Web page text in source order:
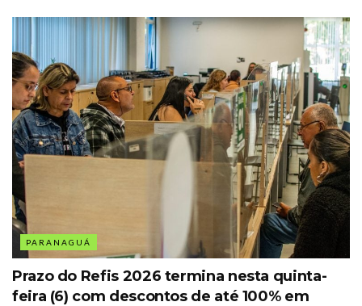
PARANAGUÁ
Prazo do Refis 2026 termina nesta quinta-
feira (6) com descontos de até 100% em